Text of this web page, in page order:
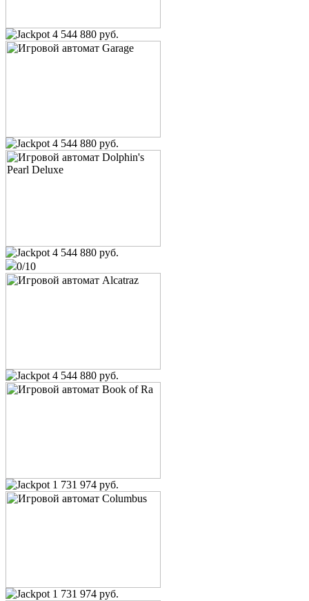
4 544 880 руб.
4 544 880 руб.
4 544 880 руб.
0/10
4 544 880 руб.
1 731 974 руб.
1 731 974 руб.